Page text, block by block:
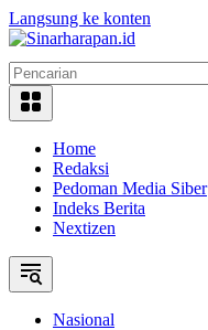
Langsung ke konten
Home
Redaksi
Pedoman Media Siber
Indeks Berita
Nextizen
Nasional